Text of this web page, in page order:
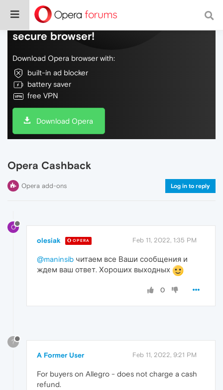
Do more on the web, with a fast and
secure browser!
Download Opera browser with:
built-in ad blocker
battery saver
free VPN
Download Opera
Opera Cashback
Opera add-ons Log in to reply
O
olesiak OPERA Feb 11, 2022, 1:35 PM
@maninsib читаем все Ваши сообщения и
ждем ваш ответ. Хороших выходных
0
?
A Former User Feb 11, 2022, 9:21 PM
For buyers on Allegro - does not charge a cash
refund.